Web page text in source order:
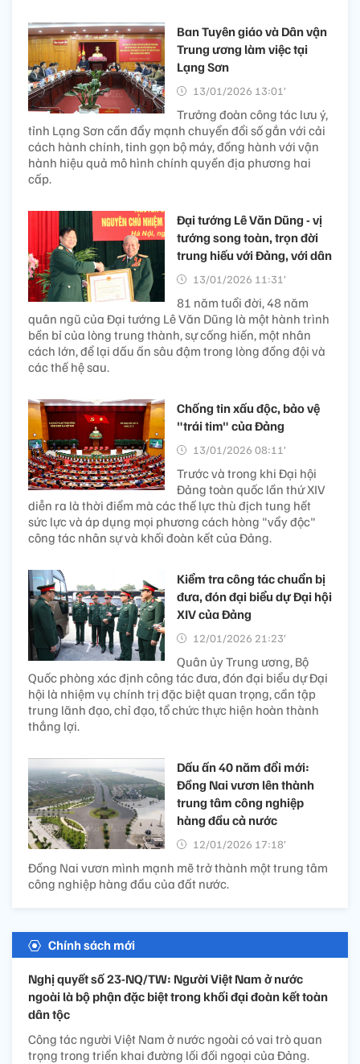
Ban Tuyên giáo và Dân vận
Trung ương làm việc tại
Lạng Sơn
13/01/2026 13:01’
Trưởng đoàn công tác lưu ý,
tỉnh Lạng Sơn cần đẩy mạnh chuyển đổi số gắn với cải
cách hành chính, tinh gọn bộ máy, đồng hành với vận
hành hiệu quả mô hình chính quyền địa phương hai
cấp.
Đại tướng Lê Văn Dũng - vị
tướng song toàn, trọn đời
trung hiếu với Đảng, với dân
13/01/2026 11:31’
81 năm tuổi đời, 48 năm
quân ngũ của Đại tướng Lê Văn Dũng là một hành trình
bền bỉ của lòng trung thành, sự cống hiến, một nhân
cách lớn, để lại dấu ấn sâu đậm trong lòng đồng đội và
các thế hệ sau.
Chống tin xấu độc, bảo vệ
"trái tim" của Đảng
13/01/2026 08:11’
Trước và trong khi Đại hội
Đảng toàn quốc lần thứ XIV
diễn ra là thời điểm mà các thế lực thù địch tung hết
sức lực và áp dụng mọi phương cách hòng "vẩy độc"
công tác nhân sự và khối đoàn kết của Đảng.
Kiểm tra công tác chuẩn bị
đưa, đón đại biểu dự Đại hội
XIV của Đảng
12/01/2026 21:23’
Quân ủy Trung ương, Bộ
Quốc phòng xác định công tác đưa, đón đại biểu dự Đại
hội là nhiệm vụ chính trị đặc biệt quan trọng, cần tập
trung lãnh đạo, chỉ đạo, tổ chức thực hiện hoàn thành
thắng lợi.
Dấu ấn 40 năm đổi mới:
Đồng Nai vươn lên thành
trung tâm công nghiệp
hàng đầu cả nước
12/01/2026 17:18’
Đồng Nai vươn mình mạnh mẽ trở thành một trung tâm
công nghiệp hàng đầu của đất nước.
Chính sách mới
Nghị quyết số 23-NQ/TW: Người Việt Nam ở nước
ngoài là bộ phận đặc biệt trong khối đại đoàn kết toàn
dân tộc
Công tác người Việt Nam ở nước ngoài có vai trò quan
trọng trong triển khai đường lối đối ngoại của Đảng.